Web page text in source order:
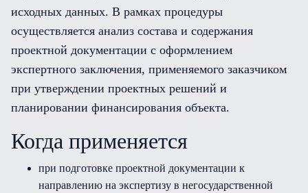
исходных данных. В рамках процедуры
осуществляется анализ состава и содержания
проектной документации с оформлением
экспертного заключения, применяемого заказчиком
при утверждении проектных решений и
планировании финансирования объекта.
Когда применяется
при подготовке проектной документации к
направлению на экспертизу в негосударственной